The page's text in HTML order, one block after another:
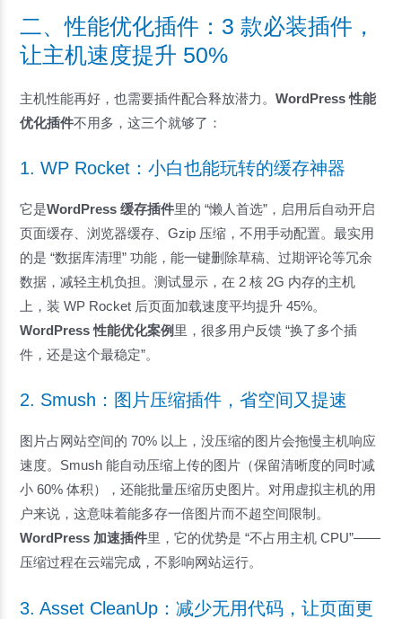
二、性能优化插件：3 款必装插件，
让主机速度提升 50%
主机性能再好，也需要插件配合释放潜力。WordPress 性能
优化插件不用多，这三个就够了：
1. WP Rocket：小白也能玩转的缓存神器
它是WordPress 缓存插件里的 “懒人首选”，启用后自动开启
页面缓存、浏览器缓存、Gzip 压缩，不用手动配置。最实用
的是 “数据库清理” 功能，能一键删除草稿、过期评论等冗余
数据，减轻主机负担。测试显示，在 2 核 2G 内存的主机
上，装 WP Rocket 后页面加载速度平均提升 45%。
WordPress 性能优化案例 里，很多用户反馈 “换了多个插
件，还是这个最稳定”。
2. Smush：图片压缩插件，省空间又提速
图片占网站空间的 70% 以上，没压缩的图片会拖慢主机响应
速度。Smush 能自动压缩上传的图片（保留清晰度的同时减
小 60% 体积），还能批量压缩历史图片。对用虚拟主机的用
户来说，这意味着能多存一倍图片而不超空间限制。
WordPress 加速插件里，它的优势是 “不占用主机 CPU”——
压缩过程在云端完成，不影响网站运行。
3. Asset CleanUp：减少无用代码，让页面更